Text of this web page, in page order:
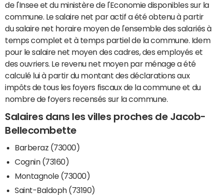
de l'Insee et du ministère de l'Economie disponibles sur la
commune. Le salaire net par actif a été obtenu à partir
du salaire net horaire moyen de l'ensemble des salariés à
temps complet et à temps partiel de la commune. Idem
pour le salaire net moyen des cadres, des employés et
des ouvriers. Le revenu net moyen par ménage a été
calculé lui à partir du montant des déclarations aux
impôts de tous les foyers fiscaux de la commune et du
nombre de foyers recensés sur la commune.
Salaires dans les villes proches de Jacob-
Bellecombette
Barberaz (73000)
Cognin (73160)
Montagnole (73000)
Saint-Baldoph (73190)